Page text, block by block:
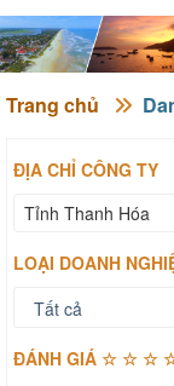
Trang chủ
ĐỊA CHỈ CÔNG TY
Tỉnh Thanh Hóa
LOẠI DOANH
ĐÁNH GIÁ ☆ ☆ ☆